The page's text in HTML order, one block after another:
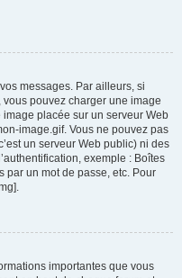
messages. Par ailleurs, si
vous pouvez charger une image
placée sur un serveur Web
image.gif. Vous ne pouvez pas
un serveur Web public) ni des
exemple : Boîtes
par un mot de passe, etc. Pour
importantes que vous